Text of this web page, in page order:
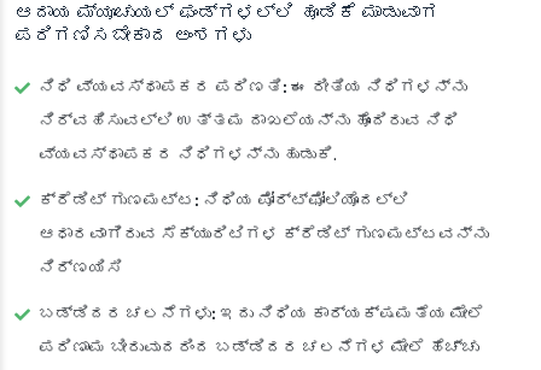
ಆದಾಯ ಮ್ಯೂಚುಯಲ್ ಫಂಡ್‌ಗಳಲ್ಲಿ ಹೂಡಿಕೆ ಮಾಡುವಾಗ
ಪರಿಗಣಿಸಬೇಕಾದ ಅಂಶಗಳು
ನಿಧಿ ವ್ಯವಸ್ಥಾಪಕರ ಪರಿಣತಿ: ಈ ರೀತಿಯ ನಿಧಿಗಳನ್ನು
ನಿರ್ವಹಿಸುವಲ್ಲಿ ಉತ್ತಮ ದಾಖಲೆಯನ್ನು ಹೊಂದಿರುವ ನಿಧಿ
ವ್ಯವಸ್ಥಾಪಕರ ನಿಧಿಗಳನ್ನು ಹುಡುಕಿ.
ಕ್ರೆಡಿಟ್ ಗುಣಮಟ್ಟ: ನಿಧಿಯ ಪೋರ್ಟ್‌ಫೋಲಿಯೊದಲ್ಲಿ
ಆಧಾರವಾಗಿರುವ ಸೆಕ್ಯುರಿಟಿಗಳ ಕ್ರೆಡಿಟ್ ಗುಣಮಟ್ಟವನ್ನು
ನಿರ್ಣಯಿಸಿ
ಬಡ್ಡಿದರ ಚಲನೆಗಳು: ಇದು ನಿಧಿಯ ಕಾರ್ಯಕ್ಷಮತೆಯ ಮೇಲೆ
ಪರಿಣಾಮ ಬೀರುವುದರಿಂದ ಬಡ್ಡಿದರ ಚಲನೆಗಳ ಮೇಲೆ ಹೆಚ್ಚು